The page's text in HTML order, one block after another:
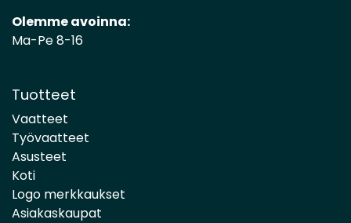
Olemme avoinna:
Ma-Pe 8-16
Tuotteet
Vaatteet
Työvaatteet
Asusteet
Koti
Logo merkkaukset
Asiakaskaupat